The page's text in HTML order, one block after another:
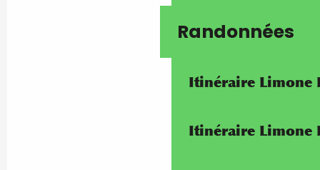
Randonnées
Itinéraire Limone
Itinéraire Limone